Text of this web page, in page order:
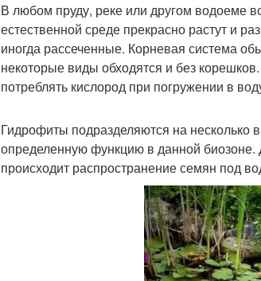
В любом пруду, реке или другом водоеме
естественной среде прекрасно растут и
иногда рассеченные. Корневая система
некоторые виды обходятся и без
потреблять кислород при погружении в
Гидрофиты подразделяются на несколько
определенную функцию в данной биозоне.
происходит распространение семян под